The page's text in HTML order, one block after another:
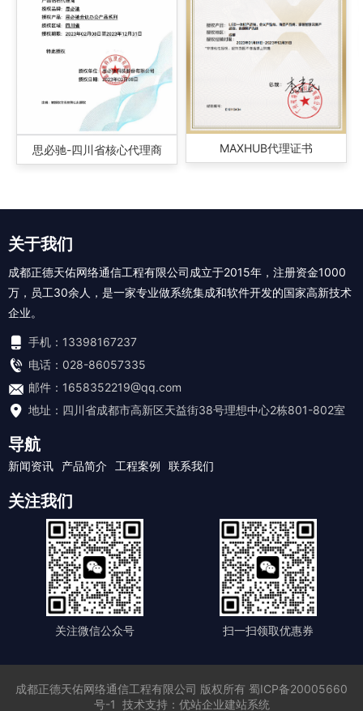
思必驰-四川省核心代理商 MAXHUB代理证书
关于我们
成都正德天佑网络通信工程有限公司成立于2015年，注册资金1000
万，员工30余人，是一家专业做系统集成和软件开发的国家高新技术
企业。
手机：13398167237
电话：028-86057335
邮件：1658352219@qq.com
地址：四川省成都市高新区天益街38号理想中心2栋801-802室
导航
新闻资讯 产品简介 工程案例 联系我们
关注我们
关注微信公众号 扫一扫领取优惠券
成都正德天佑网络通信工程有限公司 版权所有 蜀ICP备20005660
号-1 技术支持： 优站企业建站系统